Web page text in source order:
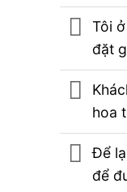
Tôi
đặt
hoa
Để
để